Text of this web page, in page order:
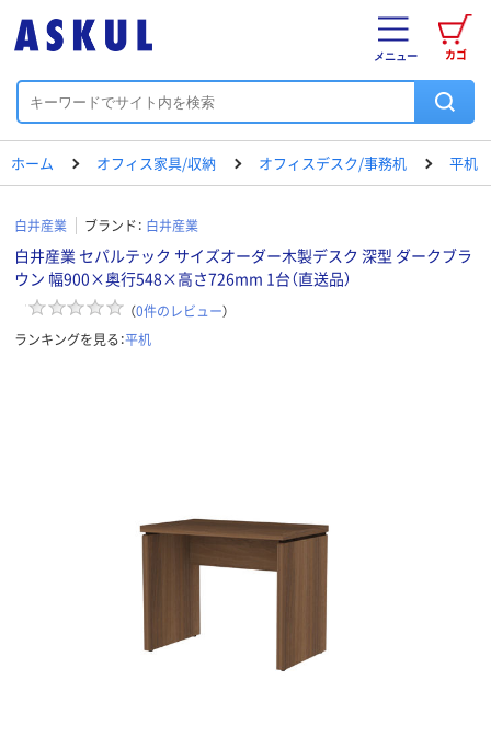
カゴ
メニュー
ホーム オフィス家具/収納 オフィスデスク/事務机 平机
白井産業 ブランド： 白井産業
白井産業 セパルテック サイズオーダー木製デスク 深型 ダークブラ
ウン 幅900×奥行548×高さ726mm 1台（直送品）
（0件のレビュー）
ランキングを見る：平机